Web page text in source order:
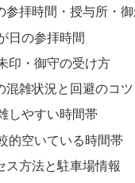
参拝時間・授与所・
日の参拝時間
印・御守の受け方
混雑状況と回避のコツ
しやすい時間帯
的空いている時間帯
ス方法と駐車場情報